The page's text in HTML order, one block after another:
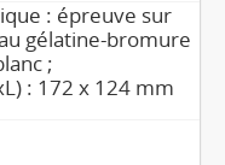
: épreuve sur
gélatine-bromure
;
: 172 x 124 mm